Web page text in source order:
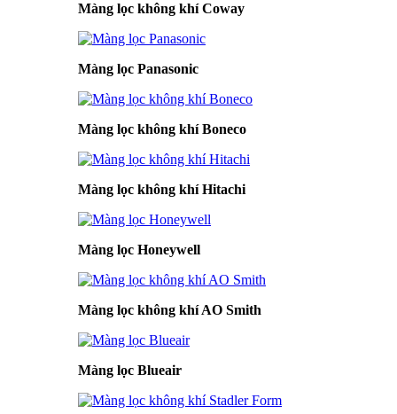
Màng lọc không khí Coway
Màng lọc Panasonic
Màng lọc không khí Boneco
Màng lọc không khí Hitachi
Màng lọc Honeywell
Màng lọc không khí AO Smith
Màng lọc Blueair